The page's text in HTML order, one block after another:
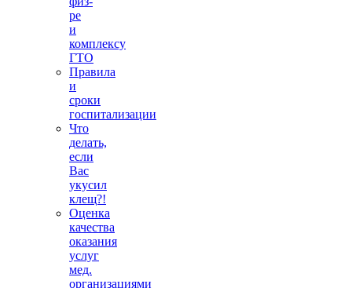
ре
и
комплексу
ГТО
Правила
и
сроки
госпитализации
Что
делать,
если
Вас
укусил
клещ?!
Оценка
качества
оказания
услуг
мед.
организациями